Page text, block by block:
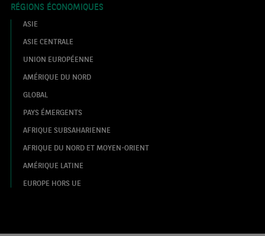
RÉGIONS ÉCONOMIQUES
ASIE
ASIE CENTRALE
UNION EUROPÉENNE
AMÉRIQUE DU NORD
GLOBAL
PAYS ÉMERGENTS
AFRIQUE SUBSAHARIENNE
AFRIQUE DU NORD ET MOYEN-ORIENT
AMÉRIQUE LATINE
EUROPE HORS UE